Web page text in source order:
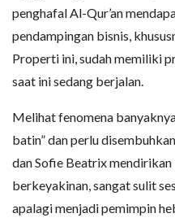
penghafal Al-Qur’an
pendampingan bisnis,
Properti ini, sudah memiliki
saat ini sedang berjalan.
Melihat fenomena
batin” dan perlu
dan Sofie Beatrix
berkeyakinan, sangat sulit
apalagi menjadi pemimpin